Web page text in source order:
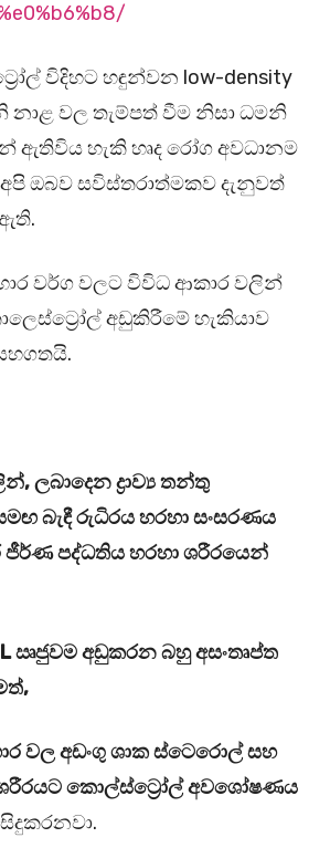
විදිහට හඳුන්වන low-density
නාළ වල තැම්පත් වීම නිසා ධමනි
ඇතිවිය හැකි හෘද රෝග අවධානම
ඔබව සවිස්තරාත්මකව දැනුවත්
වර්ග වලට විවිධ ආකාර වලින්
අඩුකිරීමේ හැකියාව
ලබාදෙන ද්‍රාව්‍ය තන්තු
බැඳී රුධිරය හරහා සංසරණය
ජීර්ණ පද්ධතිය හරහා ශරීරයෙන්
ඍජුවම අඩුකරන බහු අසංතෘප්ත
වල අඩංගු ශාක ස්ටෙරොල් සහ
කොල්ස්ට්‍රෝල් අවශෝෂණය
සිදුකරනවා.